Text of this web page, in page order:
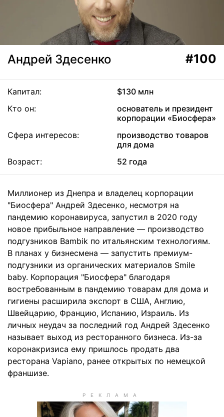
Андрей Здесенко #100
Капитал:
$130 млн
Кто он:
основатель и президент
корпорации «Биосфера»
Сфера интересов:
производство товаров
для дома
Возраст:
52 года
Миллионер из Днепра и владелец корпорации
"Биосфера" Андрей Здесенко, несмотря на
пандемию коронавируса, запустил в 2020 году
новое прибыльное направление — производство
подгузников Bambik по итальянским технологиям.
В планах у бизнесмена — запустить премиум-
подгузники из органических материалов Smile
baby. Корпорация "Биосфера" благодаря
востребованным в пандемию товарам для дома и
гигиены расширила экспорт в США, Англию,
Швейцарию, Францию, Испанию, Израиль. Из
личных неудач за последний год Андрей Здесенко
называет выход из ресторанного бизнеса. Из-за
коронакризиса ему пришлось продать два
ресторана Vapiano, ранее открытых по немецкой
франшизе.